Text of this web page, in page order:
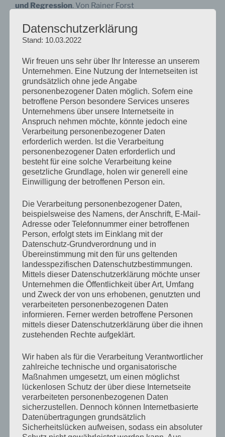
und Regression. Von Rainer Forst
Zusammenhalt in der Corona-Krise: „Wichtig, andere
Daniela Grunow
22. November 2020, Frankfurter Neue Presse
Zum Beitrag
Die Nervosität steigt
26. Oktober 2020, SZ
Zum Beitrag
Bildungsexperten für Offenhalten der Schulen
wenig gelernt für die nächste Phase der
Schulschließungen“
Zum Beitrag
Ein Bus für die Debatte
21. Oktober 2020, Frankfurter Rundschau
Zum Beitrag
Hannah Arendt und der Gehorsam
14. Oktober 2020, tagesschau.de
Zum Beitrag
Frankfurter DemokratieWagen nimmt Fahrt auf
9. Oktober 2020, Frankfurter Neue Presse
„Die Bilder in den Köpfen müssen sich verändern.“ Im
Interview erklären zwei Wirtschaftsprofessorinnen,
warum Frauen trotz gleicher Leistung seltener eine
Wirtschaftsprofessur erhalten als Männer und wie
sich die Benachteiligung verhindern lässt.
8. Oktober 2020, Handelsblatt
Datenschutzerklärung
Stand: 10.03.2022
Wir freuen uns sehr über Ihr Interesse an unserem
Unternehmen. Eine Nutzung der Internetseiten ist
grundsätzlich ohne jede Angabe
personenbezogener Daten möglich. Sofern eine
betroffene Person besondere Services unseres
Unternehmens über unsere Internetseite in
Anspruch nehmen möchte, könnte jedoch eine
Verarbeitung personenbezogener Daten
erforderlich werden. Ist die Verarbeitung
personenbezogener Daten erforderlich und
besteht für eine solche Verarbeitung keine
gesetzliche Grundlage, holen wir generell eine
Einwilligung der betroffenen Person ein.
Die Verarbeitung personenbezogener Daten,
beispielsweise des Namens, der Anschrift, E-Mail-
Adresse oder Telefonnummer einer betroffenen
Person, erfolgt stets im Einklang mit der
Datenschutz-Grundverordnung und in
Übereinstimmung mit den für uns geltenden
landesspezifischen Datenschutzbestimmungen.
Mittels dieser Datenschutzerklärung möchte unser
Unternehmen die Öffentlichkeit über Art, Umfang
und Zweck der von uns erhobenen, genutzten und
verarbeiteten personenbezogenen Daten
informieren. Ferner werden betroffene Personen
mittels dieser Datenschutzerklärung über die ihnen
zustehenden Rechte aufgeklärt.
Wir haben als für die Verarbeitung Verantwortlicher
zahlreiche technische und organisatorische
Maßnahmen umgesetzt, um einen möglichst
lückenlosen Schutz der über diese Internetseite
verarbeiteten personenbezogenen Daten
sicherzustellen. Dennoch können Internetbasierte
Datenübertragungen grundsätzlich
Sicherheitslücken aufweisen, sodass ein absoluter